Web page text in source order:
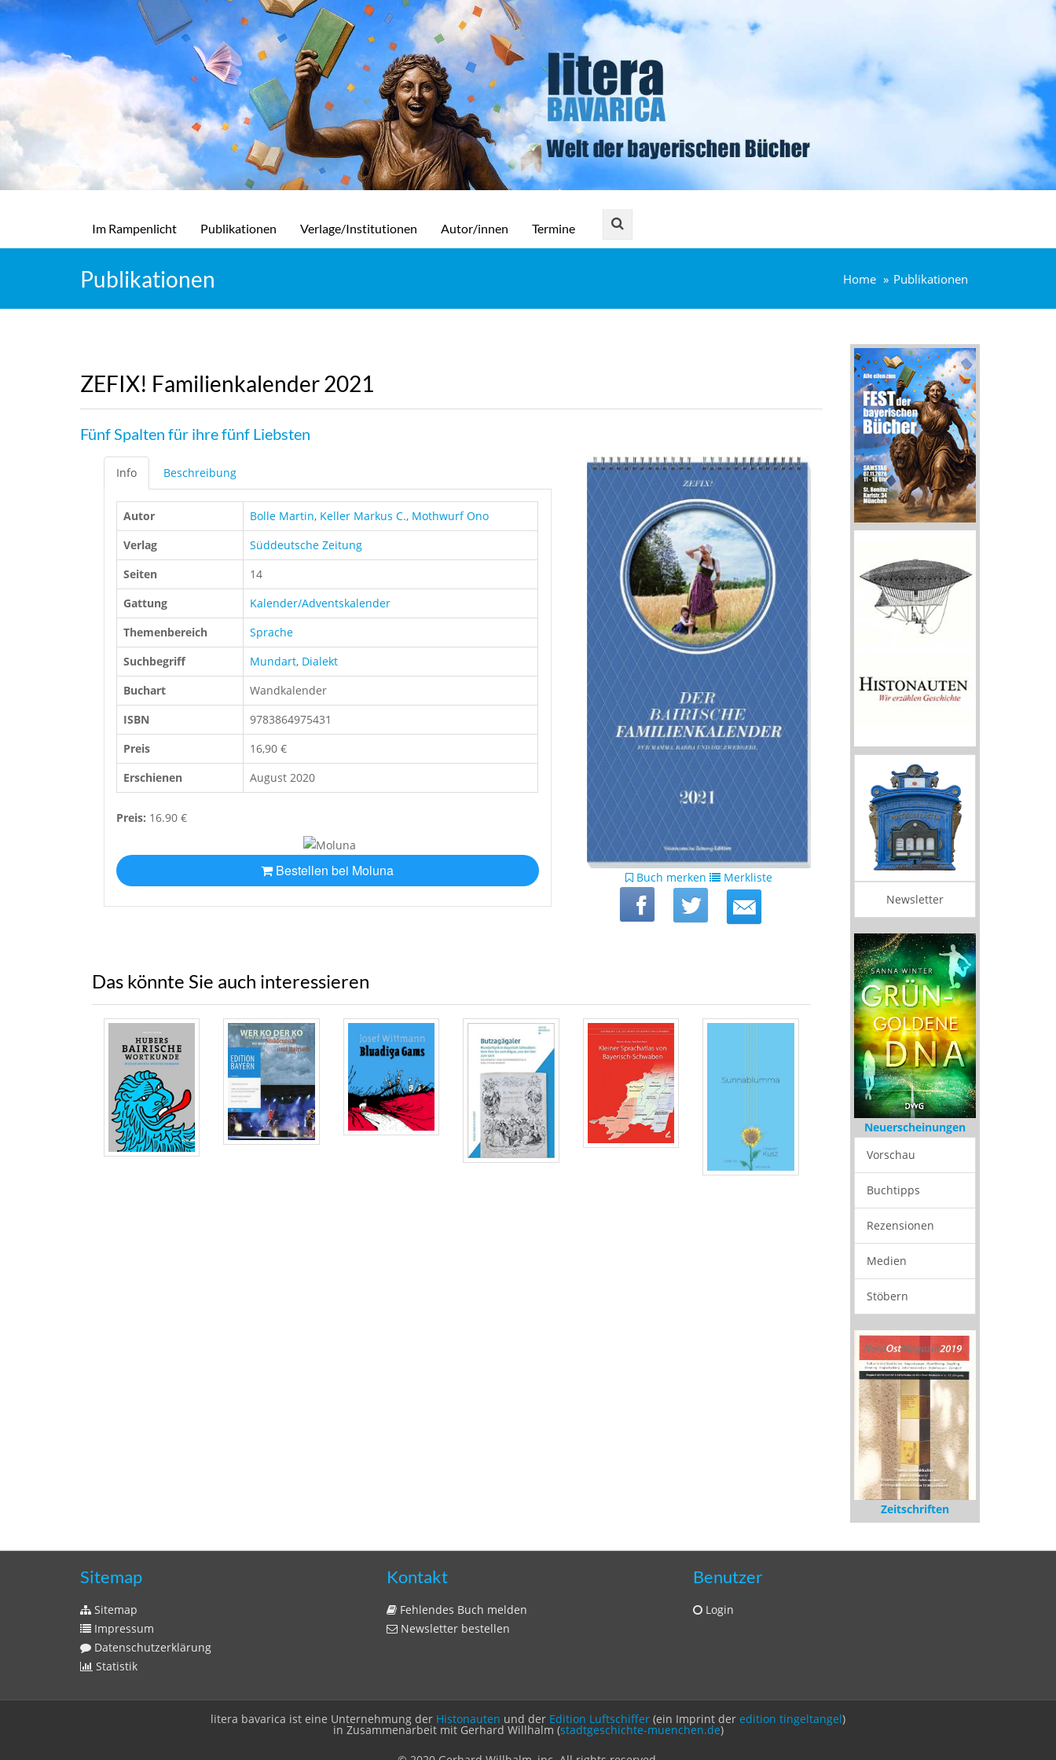
Im Rampenlicht Publikationen Verlage/Institutionen Autor/innen Termine
Publikationen Home Publikationen
ZEFIX! Familienkalender 2021
Fünf Spalten für ihre fünf Liebsten
Info Beschreibung
Autor Bolle Martin, Keller Markus C., Mothwurf Ono
Verlag
Süddeutsche Zeitung
Seiten
14
Gattung
Kalender/Adventskalender
Themenbereich
Sprache
Suchbegriff
Mundart, Dialekt
Buchart
Wandkalender
ISBN
9783864975431
Preis
16,90 €
Erschienen
August 2020
Preis: 16.90 €
Bestellen bei Moluna Buch merken Merkliste
Das könnte Sie auch interessieren
Newsletter
Neuerscheinungen
Vorschau
Buchtipps
Rezensionen
Medien
Stöbern
Zeitschriften
Sitemap
Sitemap
Impressum
Datenschutzerklärung
Statistik
Kontakt
Fehlendes Buch melden
Newsletter bestellen
Benutzer
Login
litera bavarica ist eine Unternehmung der Histonauten und der Edition Luftschiffer (ein Imprint der edition tingeltangel)
in Zusammenarbeit mit Gerhard Willhalm (stadtgeschichte-muenchen.de)